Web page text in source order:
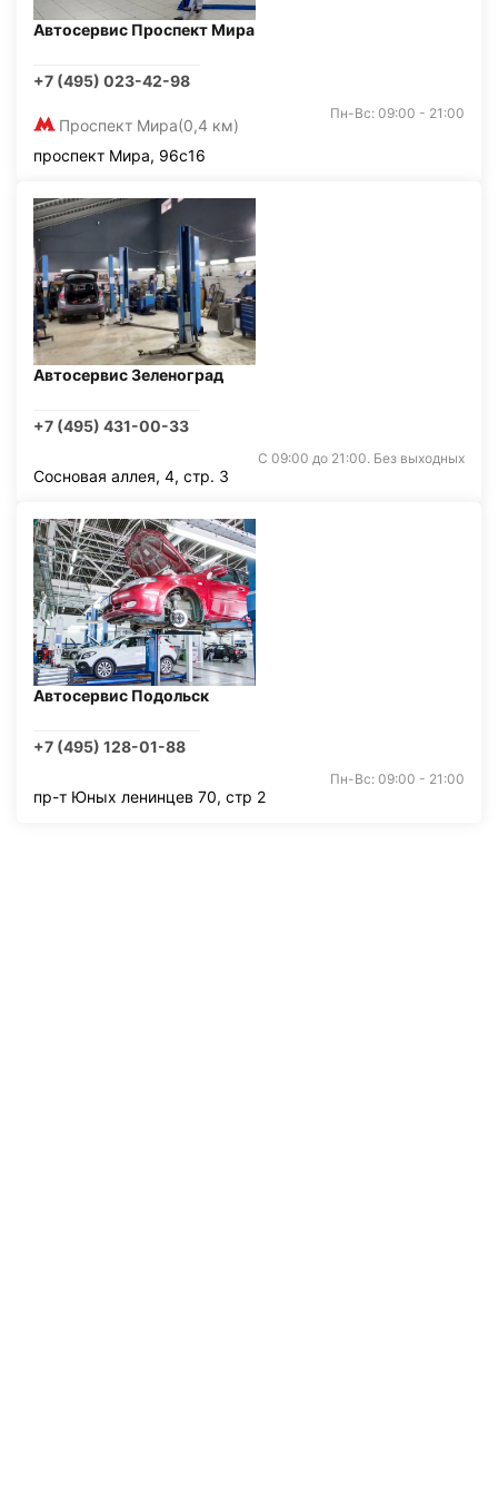
Автосервис Проспект Мира
+7 (495) 023-42-98
Проспект Мира(0,4 км)
Пн-Вс: 09:00 - 21:00
проспект Мира, 96с16
Автосервис Зеленоград
+7 (495) 431-00-33
С 09:00 до 21:00. Без выходных
Сосновая аллея, 4, стр. 3
Автосервис Подольск
+7 (495) 128-01-88
Пн-Вс: 09:00 - 21:00
пр-т Юных ленинцев 70, стр 2